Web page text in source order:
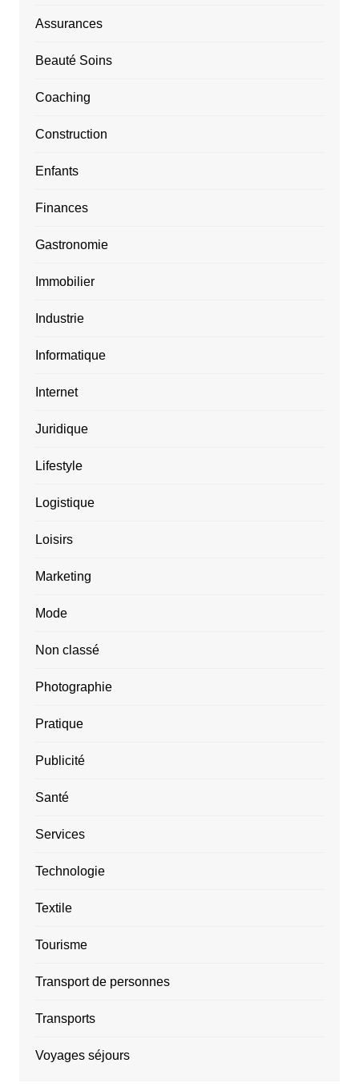
Assurances
Beauté Soins
Coaching
Construction
Enfants
Finances
Gastronomie
Immobilier
Industrie
Informatique
Internet
Juridique
Lifestyle
Logistique
Loisirs
Marketing
Mode
Non classé
Photographie
Pratique
Publicité
Santé
Services
Technologie
Textile
Tourisme
Transport de personnes
Transports
Voyages séjours